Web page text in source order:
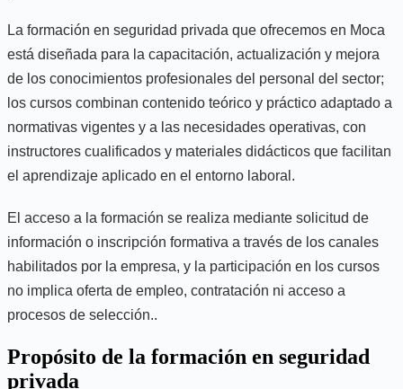
La formación en seguridad privada que ofrecemos en Moca
está diseñada para la capacitación, actualización y mejora
de los conocimientos profesionales del personal del sector;
los cursos combinan contenido teórico y práctico adaptado a
normativas vigentes y a las necesidades operativas, con
instructores cualificados y materiales didácticos que facilitan
el aprendizaje aplicado en el entorno laboral.
El acceso a la formación se realiza mediante solicitud de
información o inscripción formativa a través de los canales
habilitados por la empresa, y la participación en los cursos
no implica oferta de empleo, contratación ni acceso a
procesos de selección..
Propósito de la formación en seguridad
privada